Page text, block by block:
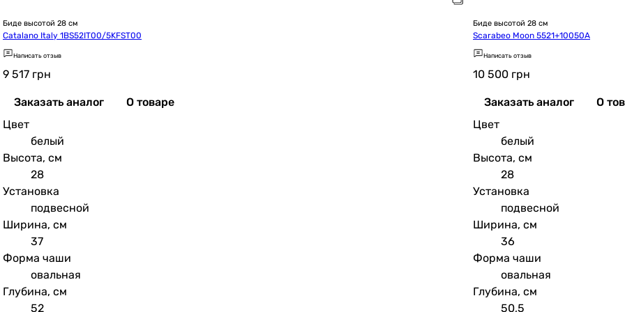
Биде высотой 28 см
Catalano Italy 1BS52IT00/5KFST00
Написать отзыв
9 517 грн
Заказать аналог
О товаре
Цвет
белый
Высота, см
28
Установка
подвесной
Ширина, см
37
Форма чаши
овальная
Глубина, см
52
Биде высотой 28 см
Scarabeo Moon 5521+10050A
Написать отзыв
10 500 грн
Заказать аналог
О
Цвет
белый
Высота, см
28
Установка
подвесной
Ширина, см
36
Форма чаши
овальная
Глубина, см
50,5